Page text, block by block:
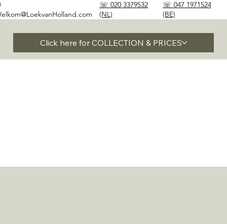
Click here for COLLECTION & PRICES
☏ 020 3379532
(NL)
☏ 047 1971524
(BE)